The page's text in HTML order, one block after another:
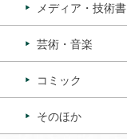
メディア・技術書
芸術・音楽
コミック
そのほか